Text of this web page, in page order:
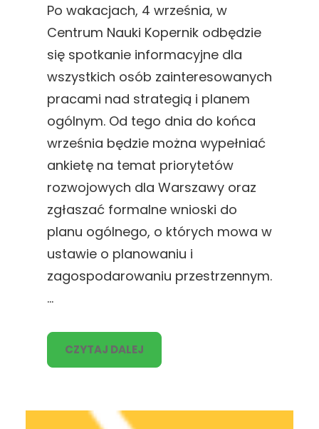
Po wakacjach, 4 września, w
Centrum Nauki Kopernik odbędzie
się spotkanie informacyjne dla
wszystkich osób zainteresowanych
pracami nad strategią i planem
ogólnym. Od tego dnia do końca
września będzie można wypełniać
ankietę na temat priorytetów
rozwojowych dla Warszawy oraz
zgłaszać formalne wnioski do
planu ogólnego, o których mowa w
ustawie o planowaniu i
zagospodarowaniu przestrzennym.
…
CZYTAJ DALEJ